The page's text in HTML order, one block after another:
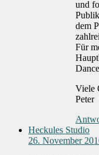
und
dem
Für
Viele
Peter
Heckules Studio
26. November